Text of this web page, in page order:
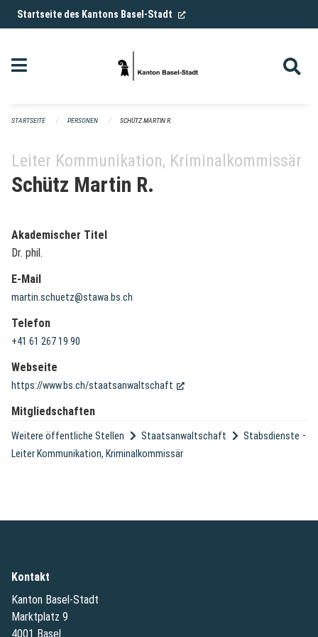
Navigation überspringen
Startseite des Kantons Basel-Stadt (External Link)
STARTSEITE PERSONEN SCHÜTZ MARTIN R.
Leiter Kommunikation, Kriminalkommissär
Schütz Martin R.
Akademischer Titel
Dr. phil.
E-Mail
martin.schuetz@stawa.bs.ch
Telefon
+41 61 267 19 90
Webseite
https://www.bs.ch/staatsanwaltschaft (External Link)
Mitgliedschaften
Weitere öffentliche Stellen Staatsanwaltschaft Stabsdienste -
Leiter Kommunikation, Kriminalkommissär
Kontakt
Kanton Basel-Stadt
Marktplatz 9
4001 Basel